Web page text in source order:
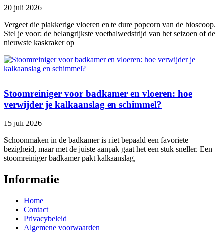
20 juli 2026
Vergeet die plakkerige vloeren en te dure popcorn van de bioscoop.
Stel je voor: de belangrijkste voetbalwedstrijd van het seizoen of de
nieuwste kaskraker op
Stoomreiniger voor badkamer en vloeren: hoe
verwijder je kalkaanslag en schimmel?
15 juli 2026
Schoonmaken in de badkamer is niet bepaald een favoriete
bezigheid, maar met de juiste aanpak gaat het een stuk sneller. Een
stoomreiniger badkamer pakt kalkaanslag,
Informatie
Home
Contact
Privacybeleid
Algemene voorwaarden